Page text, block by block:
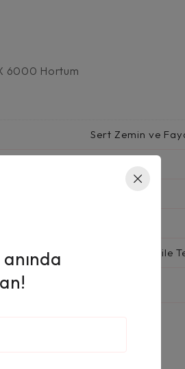
6000 Hortum
Sert Zemin ve
Buhar ile